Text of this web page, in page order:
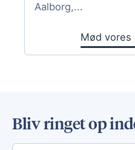
Aalborg,...
Mød vores
Bliv ringet op